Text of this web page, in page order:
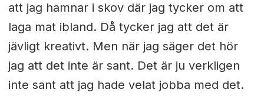
att jag hamnar i skov där jag tycker om att
laga mat ibland. Då tycker jag att det är
jävligt kreativt. Men när jag säger det hör
jag att det inte är sant. Det är ju verkligen
inte sant att jag hade velat jobba med det.